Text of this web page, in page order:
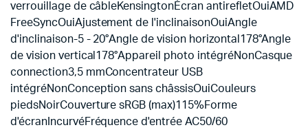
verrouillage de câbleKensingtonÉcran antirefletOuiAMD
FreeSyncOuiAjustement de l'inclinaisonOuiAngle
d'inclinaison-5 - 20°Angle de vision horizontal178°Angle
de vision vertical178°Appareil photo intégréNonCasque
connection3,5 mmConcentrateur USB
intégréNonConception sans châssisOuiCouleurs
piedsNoirCouverture sRGB (max)115%Forme
d'écranIncurvéFréquence d'entrée AC50/60